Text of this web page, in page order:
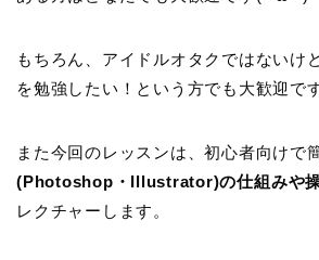
もちろん、アイドルオタクではないけ
を勉強したい！という方でも大歓迎で
また今回のレッスンは、初心者向けで
(Photoshop・Illustrator)の仕組みや
レクチャーします。